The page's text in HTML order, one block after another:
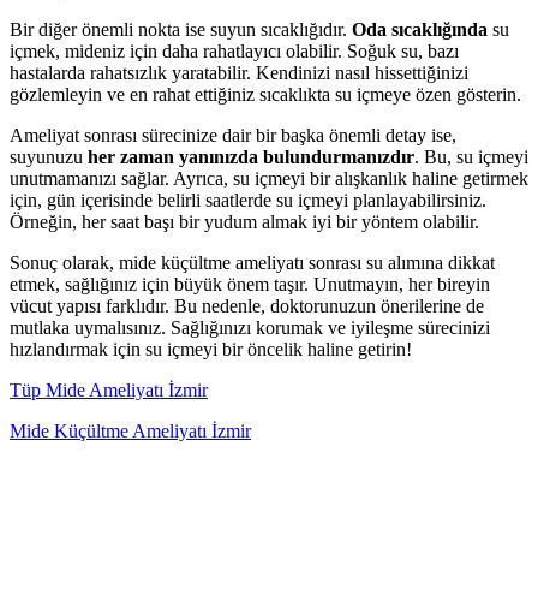
Bir diğer önemli nokta ise suyun sıcaklığıdır. Oda sıcaklığında su
içmek, mideniz için daha rahatlayıcı olabilir. Soğuk su, bazı
hastalarda rahatsızlık yaratabilir. Kendinizi nasıl hissettiğinizi
gözlemleyin ve en rahat ettiğiniz sıcaklıkta su içmeye özen gösterin.
Ameliyat sonrası sürecinize dair bir başka önemli detay ise,
suyunuzu her zaman yanınızda bulundurmanızdır. Bu, su içmeyi
unutmamanızı sağlar. Ayrıca, su içmeyi bir alışkanlık haline getirmek
için, gün içerisinde belirli saatlerde su içmeyi planlayabilirsiniz.
Örneğin, her saat başı bir yudum almak iyi bir yöntem olabilir.
Sonuç olarak, mide küçültme ameliyatı sonrası su alımına dikkat
etmek, sağlığınız için büyük önem taşır. Unutmayın, her bireyin
vücut yapısı farklıdır. Bu nedenle, doktorunuzun önerilerine de
mutlaka uymalısınız. Sağlığınızı korumak ve iyileşme sürecinizi
hızlandırmak için su içmeyi bir öncelik haline getirin!
Tüp Mide Ameliyatı İzmir
Mide Küçültme Ameliyatı İzmir